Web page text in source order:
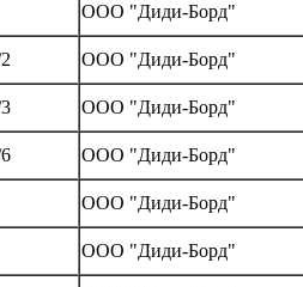
ООО "Диди-Борд"
ООО "Диди-Борд"
ООО "Диди-Борд"
ООО "Диди-Борд"
ООО "Диди-Борд"
ООО "Диди-Борд"